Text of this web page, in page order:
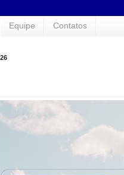
Equipe Contatos